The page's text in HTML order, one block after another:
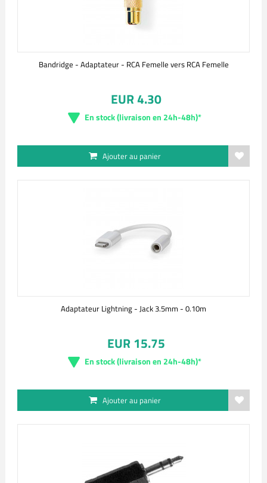
Bandridge - Adaptateur - RCA Femelle vers RCA Femelle
EUR 4.30
En stock (livraison en 24h-48h)*
Ajouter au panier
Adaptateur Lightning - Jack 3.5mm - 0.10m
EUR 15.75
En stock (livraison en 24h-48h)*
Ajouter au panier